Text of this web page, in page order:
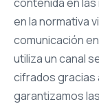
contenida en
en la normativa
comunicación
utiliza un canal
cifrados
garantizamos